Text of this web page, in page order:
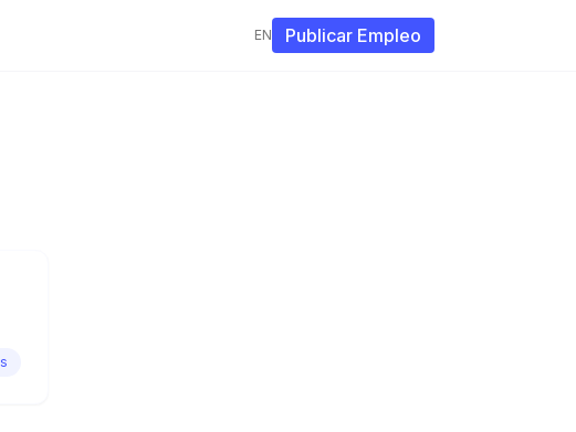
EN Publicar Empleo
s